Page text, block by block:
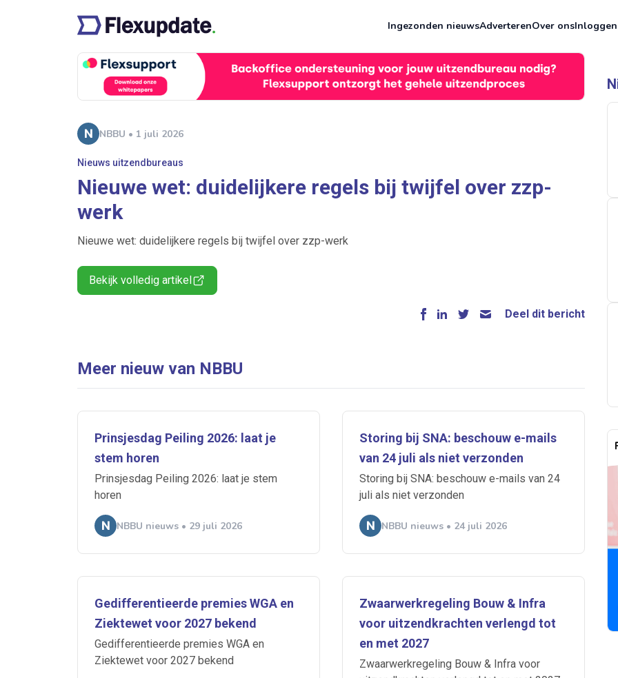
Ingezonden nieuwsAdverterenOver onsInloggen
NBBU • 1 juli 2026
Nieuws uitzendbureaus
Nieuwe wet: duidelijkere regels bij twijfel over zzp-
werk
Nieuwe wet: duidelijkere regels bij twijfel over zzp-werk
Bekijk volledig artikel
Deel dit bericht
Meer nieuw van NBBU
Prinsjesdag Peiling 2026: laat je
stem horen
Prinsjesdag Peiling 2026: laat je stem
horen
NBBU nieuws • 29 juli 2026
Storing bij SNA: beschouw e-mails
van 24 juli als niet verzonden
Storing bij SNA: beschouw e-mails van 24
juli als niet verzonden
NBBU nieuws • 24 juli 2026
Gedifferentieerde premies WGA en
Ziektewet voor 2027 bekend
Gedifferentieerde premies WGA en
Ziektewet voor 2027 bekend
Zwaarwerkregeling Bouw & Infra
voor uitzendkrachten verlengd tot
en met 2027
Zwaarwerkregeling Bouw & Infra voor
Ontvang vacatures direct in je mailbox